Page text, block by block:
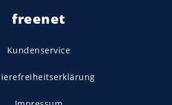
freenet
Kundenservice